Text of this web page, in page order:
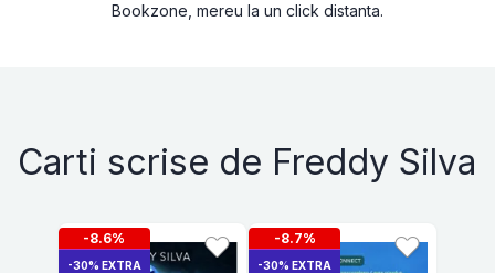
Bookzone, mereu la un click distanta.
Carti scrise de Freddy Silva
-8.6%
-30% EXTRA
-8.7%
-30% EXTRA